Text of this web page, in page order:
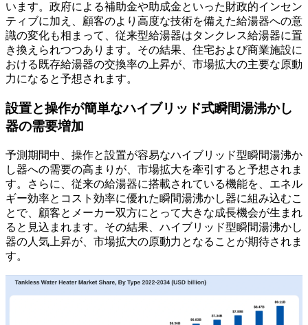
います。政府による補助金や助成金といっ​​た財政的インセン
ティブに加え、顧客のより高度な技術を備えた給湯器への意
識の変化も相まって、従来型給湯器はタンクレス給湯器に置
き換えられつつあります。その結果、住宅および商業施設に
おける既存給湯器の交換率の上昇が、市場拡大の主要な原動
力になると予想されます。
設置と操作が簡単なハイブリッド式瞬間湯沸かし
器の需要増加
予測期間中、操作と設置が容易なハイブリッド型瞬間湯沸か
し器への需要の高まりが、市場拡大を牽引すると予想されま
す。さらに、従来の給湯器に搭載されている機能を、エネル
ギー効率とコスト効率に優れた瞬間湯沸かし器に組み込むこ
とで、顧客とメーカー双方にとって大きな成長機会が生まれ
ると見込まれます。その結果、ハイブリッド型瞬間湯沸かし
器の人気上昇が、市場拡大の原動力となることが期待されま
す。